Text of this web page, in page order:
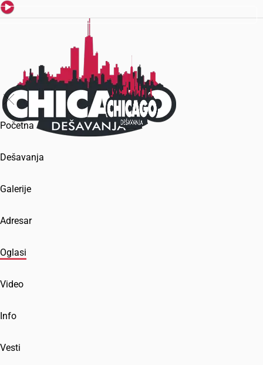
Početna
Dešavanja
Galerije
Adresar
Oglasi
Video
Info
Vesti